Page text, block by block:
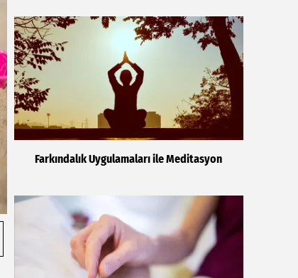
Farkındalık Uygulamaları ile Meditasyon